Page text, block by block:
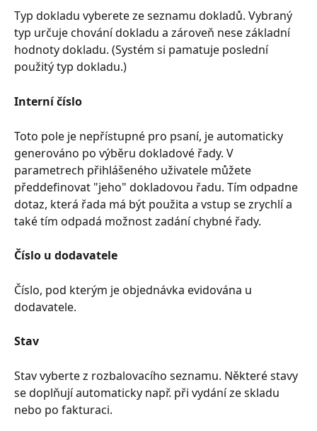
Typ dokladu vyberete ze seznamu dokladů. Vybraný
typ určuje chování dokladu a zároveň nese základní
hodnoty dokladu. (Systém si pamatuje poslední
použitý typ dokladu.)
Interní číslo
Toto pole je nepřístupné pro psaní, je automaticky
generováno po výběru dokladové řady. V
parametrech přihlášeného uživatele můžete
předdefinovat "jeho" dokladovou řadu. Tím odpadne
dotaz, která řada má být použita a vstup se zrychlí a
také tím odpadá možnost zadání chybné řady.
Číslo u dodavatele
Číslo, pod kterým je objednávka evidována u
dodavatele.
Stav
Stav vyberte z rozbalovacího seznamu. Některé stavy
se doplňují automaticky např. při vydání ze skladu
nebo po fakturaci.